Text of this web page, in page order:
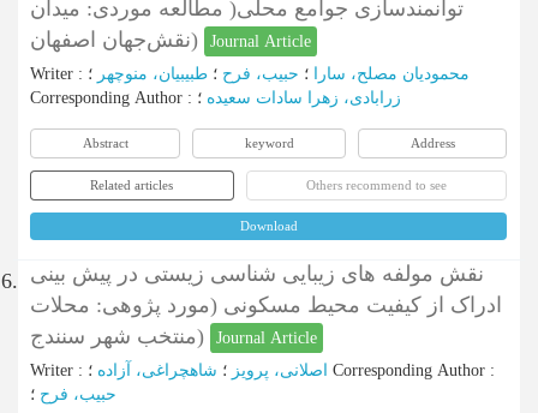
توانمندسازی جوامع محلی( مطالعه موردی: میدان
نقش‌جهان اصفهان)
Journal Article
Writer : محمودیان مصلح، سارا ؛ حبیب، فرح ؛ طبیبیان، منوچهر ؛
Corresponding Author : زرابادی، زهرا سادات سعیده ؛
Abstract keyword Address
Related articles Others recommend to see
Download
6. نقش مولفه های زیبایی شناسی زیستی در پیش بینی
ادراک از کیفیت محیط مسکونی (مورد پژوهی: محلات
منتخب شهر سنندج)
Journal Article
Writer : اصلانی، پرویز ؛ شاهچراغی، آزاده Corresponding Author :
حبیب، فرح ؛